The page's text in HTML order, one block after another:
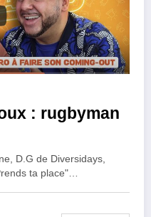
: rugbyman
D.G de Diversidays,
ta place"…